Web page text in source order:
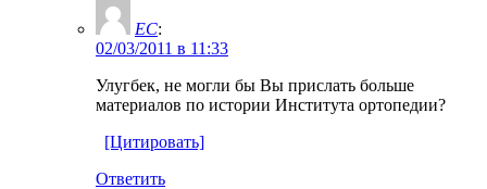
ЕС:
02/03/2011 в 11:33
Улугбек, не могли бы Вы прислать больше
материалов по истории Института ортопедии?
[Цитировать]
Ответить